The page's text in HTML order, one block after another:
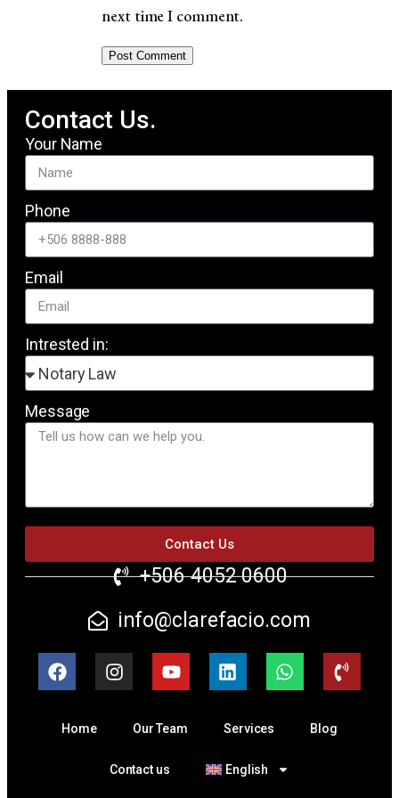
next time I comment.
Contact Us.
Your Name
Phone
Email
Intrested in:
Message
Contact Us
+506 4052 0600
info@clarefacio.com
Home Our Team Services Blog
Contact us English